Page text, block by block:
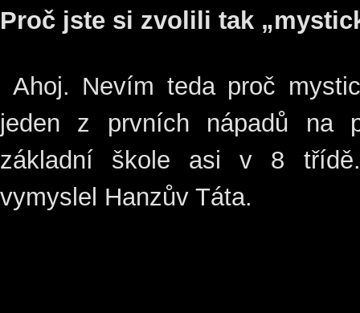
Proč jste si zvolili tak
Ahoj. Nevím teda proč
jeden z prvních nápadů na
základní škole asi v 8
vymyslel Hanzův Táta.